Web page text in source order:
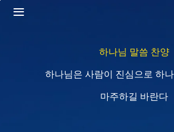
하나님 말씀 찬양
하나님은 사람이 진심으로 하
마주하길 바란다